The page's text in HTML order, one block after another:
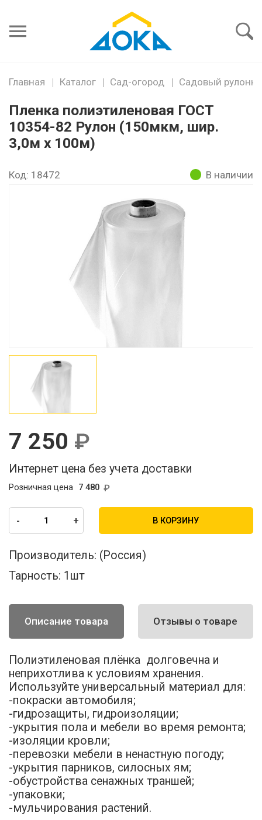
пароль
Главная Каталог Сад-огород Садовый
Пленка полиэтиленовая ГОСТ
10354-82 Рулон (150мкм, шир.
3,0м х 100м)
Код: 18472 В наличии
7 250
Интернет цена без учета доставки
7 480
Розничная цена
- + В КОРЗИНУ
Производитель: (Россия)
Тарность: 1шт
Описание товара Отзывы о товаре
Полиэтиленовая плёнка долговечна и
неприхотлива к условиям хранения.
Используйте универсальный материал для:
-покраски автомобиля;
-гидрозащиты, гидроизоляции;
-укрытия пола и мебели во время ремонта;
-изоляции кровли;
-перевозки мебели в ненастную погоду;
-укрытия парников, силосных ям;
-обустройства сенажных траншей;
-упаковки;
-мульчирования растений.